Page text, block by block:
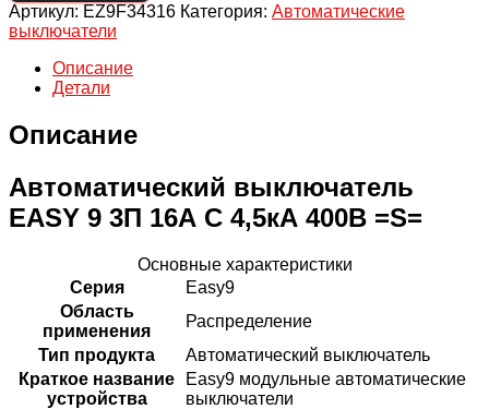
трехполюсный
16A
4.5кА
Easy9
Артикул: EZ9F34316 Категория: Автоматические
выключатели
Описание
Детали
Описание
Автоматический выключатель
EASY 9 3П 16А С 4,5кА 400В =S=
Основные характеристики
Серия
Easy9
Область
применения
Распределение
Тип продукта
Автоматический выключатель
Краткое название
устройства
Easy9 модульные автоматические
выключатели